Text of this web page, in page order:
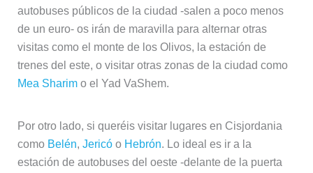
autobuses públicos de la ciudad -salen a poco menos
de un euro- os irán de maravilla para alternar otras
visitas como el monte de los Olivos, la estación de
trenes del este, o visitar otras zonas de la ciudad como
Mea Sharimo el Yad VaShem.
Por otro lado, si queréis visitar lugares en Cisjordania
como Belén, Jericóo Hebrón. Lo ideal es ir a la
estación de autobuses del oeste -delante de la puerta